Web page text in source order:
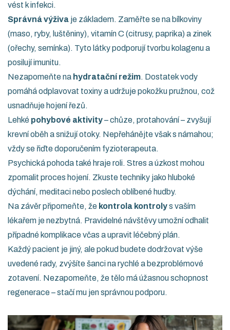
vést k infekci.
Správná výživa je základem. Zaměřte se na bílkoviny
(maso, ryby, luštěniny), vitamín C (citrusy, paprika) a zinek
(ořechy, semínka). Tyto látky podporují tvorbu kolagenu a
posilují imunitu.
Nezapomeňte na hydratační režim. Dostatek vody
pomáhá odplavovat toxiny a udržuje pokožku pružnou, což
usnadňuje hojení řezů.
Lehké pohybové aktivity– chůze, protahování – zvyšují
krevní oběh a snižují otoky. Nepřehánějte však s námahou;
vždy se řiďte doporučením fyzioterapeuta.
Psychická pohoda také hraje roli. Stres a úzkost mohou
zpomalit proces hojení. Zkuste techniky jako hluboké
dýchání, meditaci nebo poslech oblíbené hudby.
Na závěr připomeňte, že kontrola kontrolys vaším
lékařem je nezbytná. Pravidelné návštěvy umožní odhalit
případné komplikace včas a upravit léčebný plán.
Každý pacient je jiný, ale pokud budete dodržovat výše
uvedené rady, zvýšíte šanci na rychlé a bezproblémové
zotavení. Nezapomeňte, že tělo má úžasnou schopnost
regenerace – stačí mu jen správnou podporu.